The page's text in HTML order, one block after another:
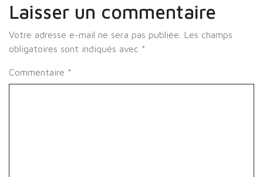
Laisser un commentaire
Votre adresse e-mail ne sera pas publiée.
Les champs
obligatoires sont indiqués avec *
Commentaire *